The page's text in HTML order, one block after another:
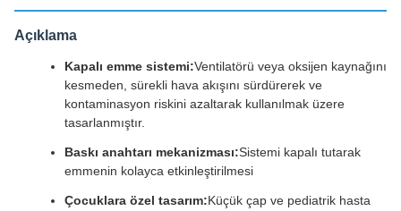
Açıklama
Kapalı emme sistemi:Ventilatörü veya oksijen kaynağını
kesmeden, sürekli hava akışını sürdürerek ve
kontaminasyon riskini azaltarak kullanılmak üzere
tasarlanmıştır.
Baskı anahtarı mekanizması:Sistemi kapalı tutarak
emmenin kolayca etkinleştirilmesi
Çocuklara özel tasarım:Küçük çap ve pediatrik hasta